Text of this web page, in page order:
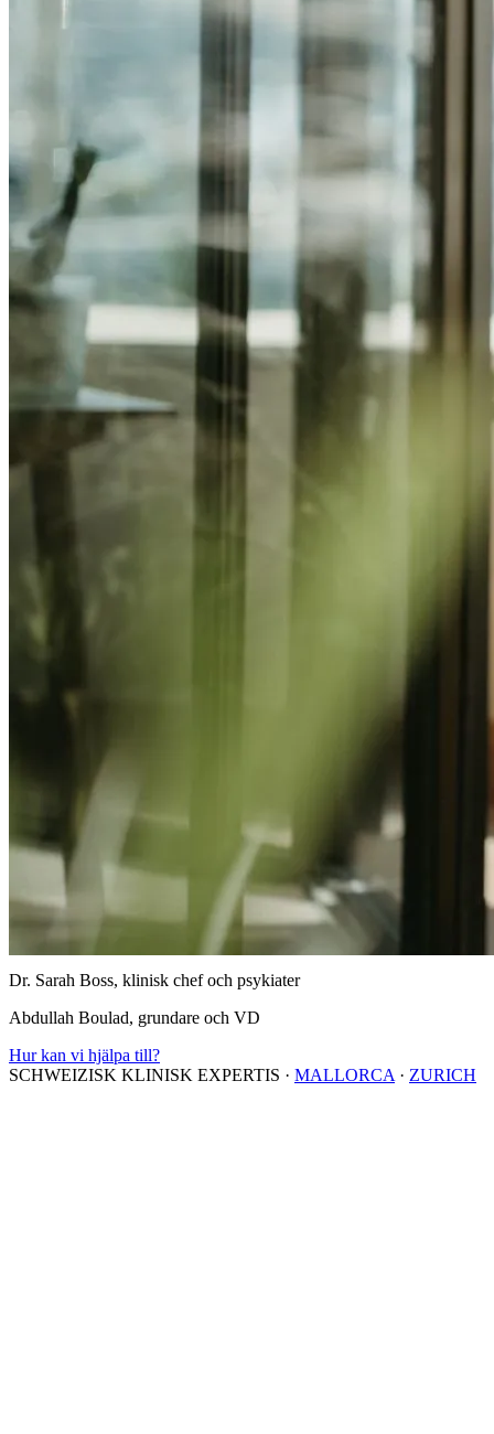
Dr. Sarah Boss, klinisk chef och psykiater
Abdullah Boulad, grundare och VD
Hur kan vi hjälpa till?
SCHWEIZISK KLINISK EXPERTIS · MALLORCA · ZURICH